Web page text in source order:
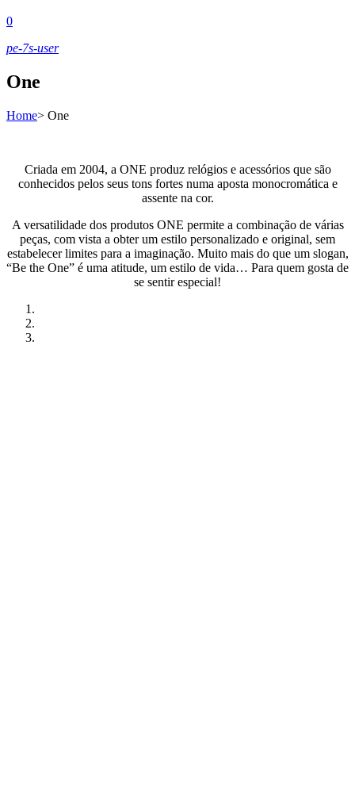
0
pe-7s-user
One
Home> One
Criada em 2004, a ONE produz relógios e acessórios que são
conhecidos pelos seus tons fortes numa aposta monocromática e
assente na cor.
A versatilidade dos produtos ONE permite a combinação de várias
peças, com vista a obter um estilo personalizado e original, sem
estabelecer limites para a imaginação. Muito mais do que um slogan,
“Be the One” é uma atitude, um estilo de vida… Para quem gosta de
se sentir especial!